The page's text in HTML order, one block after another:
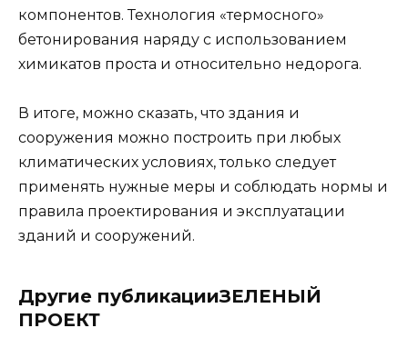
компонентов. Технология «термосного»
бетонирования наряду с использованием
химикатов проста и относительно недорога.
В итоге, можно сказать, что здания и
сооружения можно построить при любых
климатических условиях, только следует
применять нужные меры и соблюдать нормы и
правила проектирования и эксплуатации
зданий и сооружений.
Другие публикацииЗЕЛЕНЫЙ
ПРОЕКТ